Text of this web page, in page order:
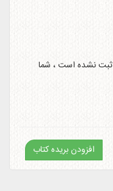
ثبت نشده است ، شما
افزودن بریده کتاب